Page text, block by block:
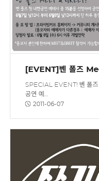
[EVENT]벤 폴즈
SPECIAL EVENT! 벤 폴
공연 예…
2011-06-07